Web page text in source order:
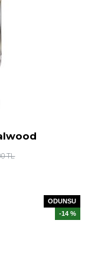
TL
ODUNSU
-14 %